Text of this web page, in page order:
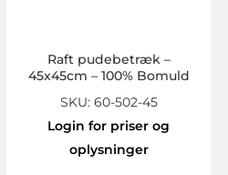
Raft pudebetræk –
45x45cm – 100% Bomuld
SKU: 60-502-45
Login for priser og
oplysninger